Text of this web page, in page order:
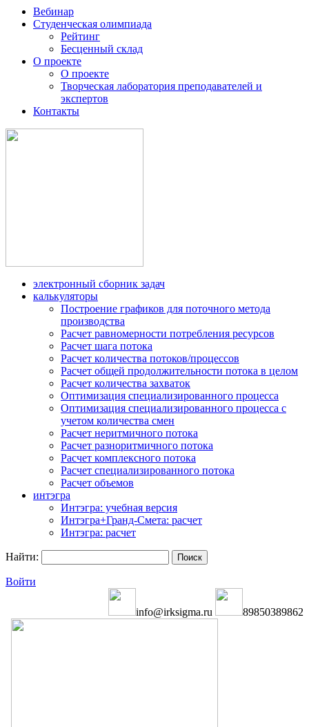
Вебинар
Студенческая олимпиада
Рейтинг
Бесценный склад
О проекте
О проекте
Творческая лаборатория преподавателей и
экспертов
Контакты
электронный сборник задач
калькуляторы
Построение графиков для поточного метода
производства
Расчет равномерности потребления ресурсов
Расчет шага потока
Расчет количества потоков/процессов
Расчет общей продолжительности потока в целом
Расчет количества захваток
Оптимизация специализированного процесса
Оптимизация специализированного процесса с
учетом количества смен
Расчет неритмичного потока
Расчет разноритмичного потока
Расчет комплексного потока
Расчет специализированного потока
Расчет объемов
интэгра
Интэгра: учебная версия
Интэгра+Гранд-Смета: расчет
Интэгра: расчет
Найти:
Войти
info@irksigma.ru 89850389862